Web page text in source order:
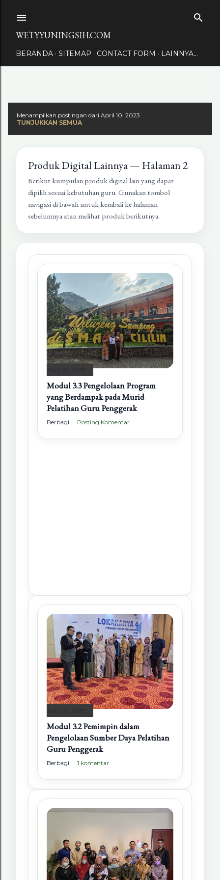
WETYYUNINGSIH.COM
BERANDA SITEMAP CONTACT FORM LAINNYA…
Menampilkan postingan dari April 10, 2023
TUNJUKKAN SEMUA
Produk Digital Lainnya — Halaman 2
Berikut kumpulan produk digital lain yang dapat
dipilih sesuai kebutuhan guru. Gunakan tombol
navigasi di bawah untuk kembali ke halaman
sebelumnya atau melihat produk berikutnya.
April 10, 2023
Modul 3.3 Pengelolaan Program
yang Berdampak pada Murid
Pelatihan Guru Penggerak
Berbagi Posting Komentar
April 10, 2023
Modul 3.2 Pemimpin dalam
Pengelolaan Sumber Daya Pelatihan
Guru Penggerak
Berbagi 1 komentar